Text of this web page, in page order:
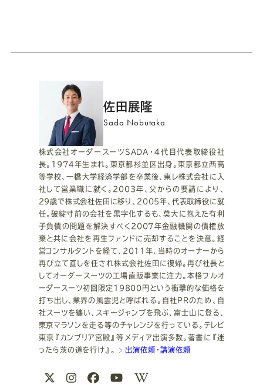
フ
ィ
ー
ル
佐田展隆
Sada Nobutaka
株式会社オーダースーツSADA・4代目代表取締役社
長。1974年生まれ。東京都杉並区出身。東京都立西高
等学校、一橋大学経済学部を卒業後、東レ株式会社に入
社して営業職に就く。2003年、父からの要請により、
29歳で株式会社佐田に移り、2005年、代表取締役に就
任。破綻寸前の会社を黒字化するも、莫大に抱えた有利
子負債の問題を解決すべく2007年金融機関の債権放
棄と共に会社を再生ファンドに売却することを決意。経
営コンサルタントを経て、2011年、当時のオーナーから
再び立て直しを任され株式会社佐田に復帰。再び社長と
してオーダースーツの工場直販事業に注力。本格フルオ
ーダースーツ初回限定19800円という衝撃的な価格を
打ち出し、業界の風雲児と呼ばれる。自社PRのため、自
社スーツを纏い、スキージャンプを飛ぶ、富士山に登る、
東京マラソンを走る等のチャレンジを行っている。テレビ
東京『カンブリア宮殿』等メディア出演多数。著書に『迷
ったら茨の道を行け』。
出演依頼・講演依頼
連
Instagram
Facebook
Youtube
Wikipedia